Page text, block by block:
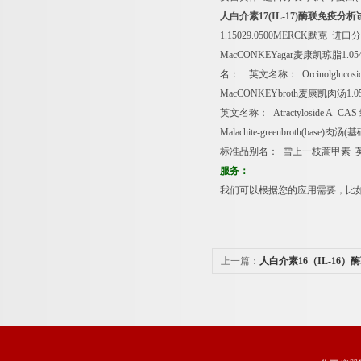
人白介素17(IL-17)酶联免疫分析
1.15029.0500MERCK默克 进口
MacCONKEYagar麦康凯琼脂
名：
英文名称：
MacCONKEYbroth麦康凯肉汤
英文名称：
Atractyloside A CAS
Malachite-greenbroth(base)肉汤(基
标准品别名：
雪上一枝蒿甲素
服务：
我们可以根据您的应用需要，比
上一篇： 人白介素16（IL-16）